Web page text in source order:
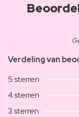
Verdeling van
5 sterren
4 sterren
3 sterren